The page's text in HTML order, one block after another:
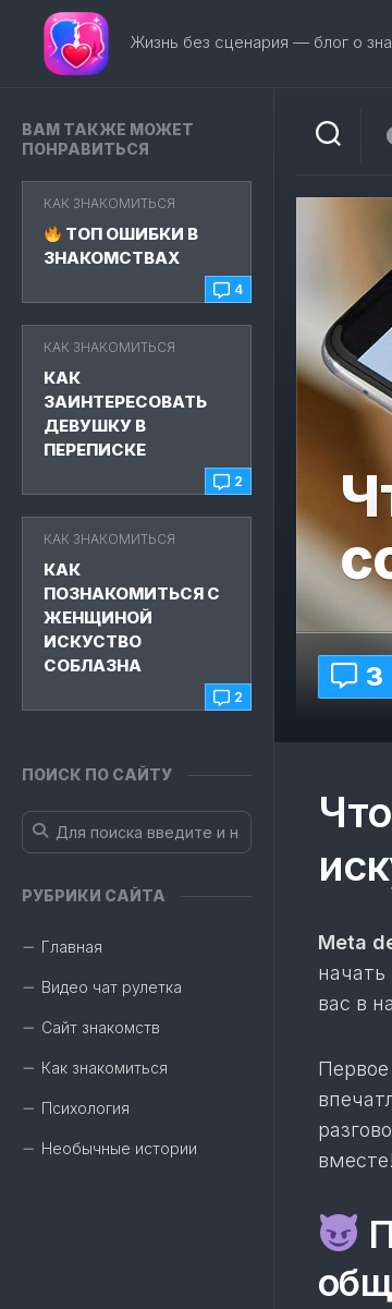
Перейти
содержанию
Жизнь без сценария — блог о
ВАМ ТАКЖЕ МОЖЕТ
ПОНРАВИТЬСЯ
4
КАК ЗНАКОМИТЬСЯ
ТОП ОШИБКИ В
ЗНАКОМСТВАХ
2
КАК ЗНАКОМИТЬСЯ
КАК
ЗАИНТЕРЕСОВАТЬ
ДЕВУШКУ В
ПЕРЕПИСКЕ
2
КАК ЗНАКОМИТЬСЯ
КАК
ПОЗНАКОМИТЬСЯ С
ЖЕНЩИНОЙ
ИСКУСТВО
СОБЛАЗНА
ПОИСК ПО САЙТУ
РУБРИКИ САЙТА
Главная
Видео чат рулетка
Сайт знакомств
Как знакомиться
Психология
Необычные истории
3
Meta
вас в
вместе!